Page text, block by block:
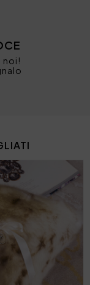
noi!